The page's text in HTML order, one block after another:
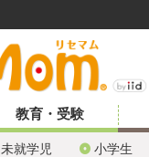
教育・受験
未就学児 小学生